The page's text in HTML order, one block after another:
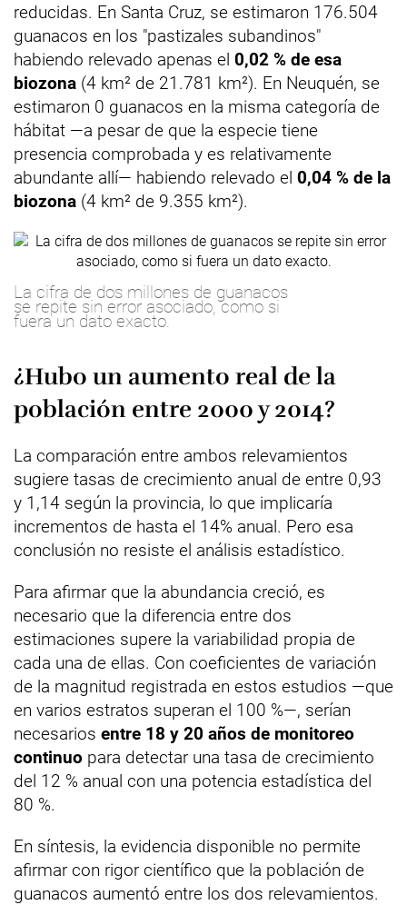
reducidas. En Santa Cruz, se estimaron 176.504
guanacos en los "pastizales subandinos"
habiendo relevado apenas el 0,02 % de esa
biozona (4 km² de 21.781 km²). En Neuquén, se
estimaron 0 guanacos en la misma categoría de
hábitat —a pesar de que la especie tiene
presencia comprobada y es relativamente
abundante allí— habiendo relevado el 0,04 % de la
biozona (4 km² de 9.355 km²).
La cifra de dos millones de guanacos
se repite sin error asociado, como si
fuera un dato exacto.
¿Hubo un aumento real de la
población entre 2000 y 2014?
La comparación entre ambos relevamientos
sugiere tasas de crecimiento anual de entre 0,93
y 1,14 según la provincia, lo que implicaría
incrementos de hasta el 14% anual. Pero esa
conclusión no resiste el análisis estadístico.
Para afirmar que la abundancia creció, es
necesario que la diferencia entre dos
estimaciones supere la variabilidad propia de
cada una de ellas. Con coeficientes de variación
de la magnitud registrada en estos estudios —que
en varios estratos superan el 100 %—, serían
necesarios entre 18 y 20 años de monitoreo
continuo para detectar una tasa de crecimiento
del 12 % anual con una potencia estadística del
80 %.
En síntesis, la evidencia disponible no permite
afirmar con rigor científico que la población de
guanacos aumentó entre los dos relevamientos.